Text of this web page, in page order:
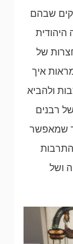
שבהם
היהודית
של
איך
ולהביא
רבנים
שמאפשר
התרבות
ושל